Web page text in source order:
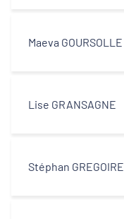
Maeva GOURSOLLE
Lise GRANSAGNE
Stéphan GREGOIRE